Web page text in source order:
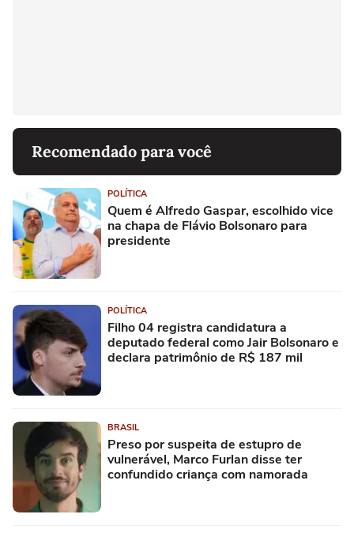
Recomendado para você
POLÍTICA
Quem é Alfredo Gaspar, escolhido vice
na chapa de Flávio Bolsonaro para
presidente
POLÍTICA
Filho 04 registra candidatura a
deputado federal como Jair Bolsonaro e
declara patrimônio de R$ 187 mil
BRASIL
Preso por suspeita de estupro de
vulnerável, Marco Furlan disse ter
confundido criança com namorada